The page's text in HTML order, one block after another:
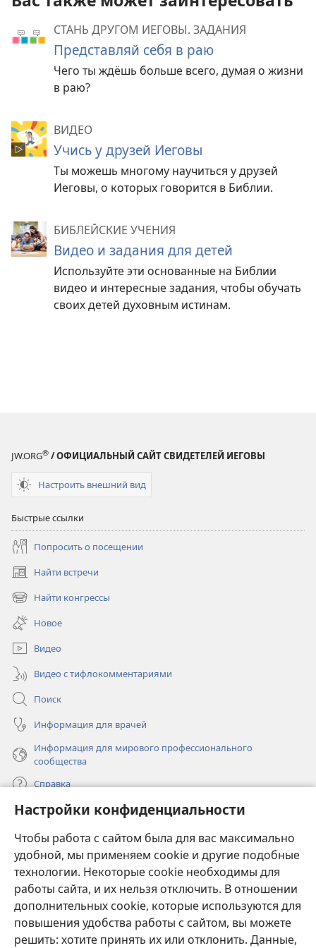
Настройки конфиденциальности
Чтобы работа с сайтом была для вас максимально
удобной, мы применяем cookie и другие подобные
технологии. Некоторые cookie необходимы для
работы сайта, и их нельзя отключить. В отношении
дополнительных cookie, которые используются для
повышения удобства работы с сайтом, вы можете
решить: хотите принять их или отклонить. Данные,
СТАНЬ ДРУГОМ ИЕГОВЫ. ЗАДАНИЯ
Представляй себя в раю
Чего ты ждёшь больше всего, думая о жизни
в раю?
ВИДЕО
Учись у друзей Иеговы
Ты можешь многому научиться у друзей
Иеговы, о которых говорится в Библии.
БИБЛЕЙСКИЕ УЧЕНИЯ
Видео и задания для детей
Используйте эти основанные на Библии
видео и интересные задания, чтобы обучать
своих детей духовным истинам.
JW.ORG® / ОФИЦИАЛЬНЫЙ САЙТ СВИДЕТЕЛЕЙ ИЕГОВЫ
Настроить внешний вид
Быстрые ссылки
Попросить о посещении
Найти встречи
(открывается
в
новом
окне)
Найти конгрессы
(открывается
новом
окне)
Новое
Видео
Видео с тифлокомментариями
Поиск
Информация для врачей
Информация для мирового профессионального
сообщества
Справка
Пожертвования
в
новом
окне)
ОНЛАЙН-БИБЛИОТЕКА Сторожевой башни
(открывается
новом
окне)
JW Hub®
(открывается
в
новом
окне)
JW Library ®